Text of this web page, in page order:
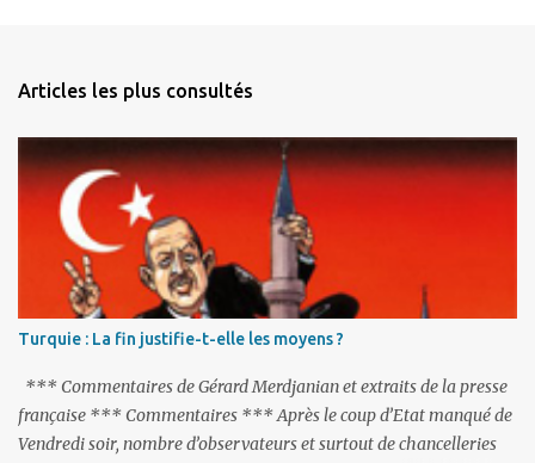
Articles les plus consultés
Turquie : La fin justifie-t-elle les moyens ?
*** Commentaires de Gérard Merdjanian et extraits de la presse
française *** Commentaires *** Après le coup d’Etat manqué de
Vendredi soir, nombre d’observateurs et surtout de chancelleries